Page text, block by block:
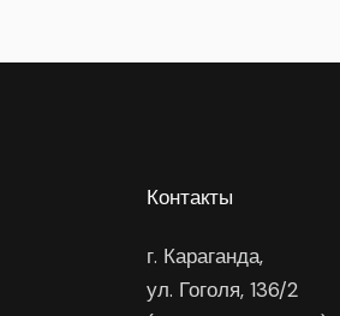
Контакты
г. Караганда,
ул. Гоголя, 136/2